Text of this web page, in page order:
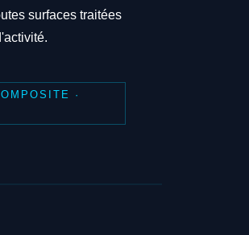
surfaces traitées
·